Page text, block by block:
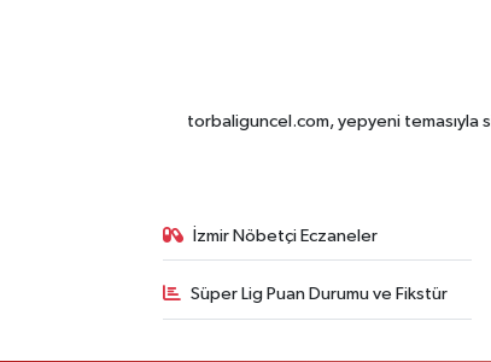
torbaliguncel.com, yepyeni temasıyla
İzmir Nöbetçi Eczaneler
Süper Lig Puan Durumu ve Fikstür